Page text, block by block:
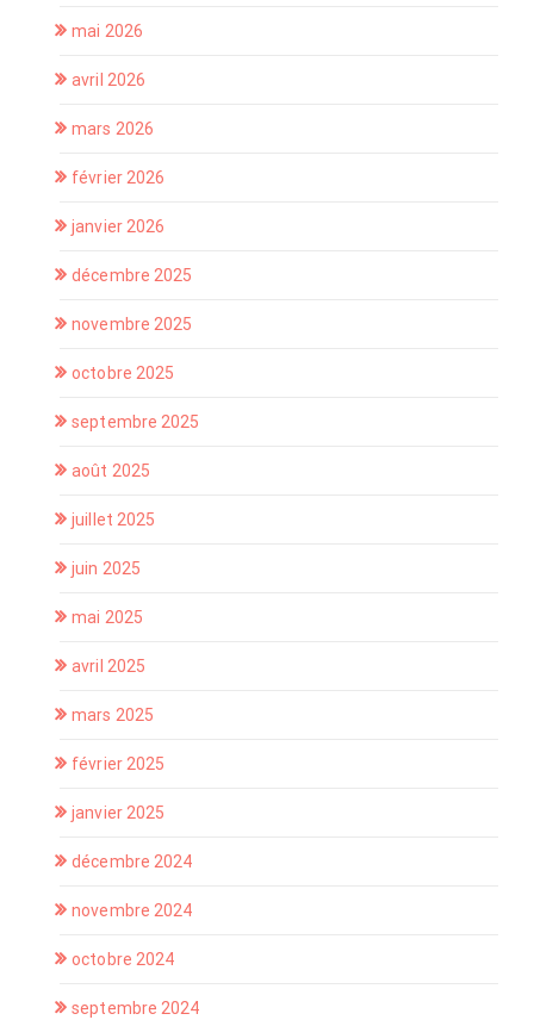
mai 2026
avril 2026
mars 2026
février 2026
janvier 2026
décembre 2025
novembre 2025
octobre 2025
septembre 2025
août 2025
juillet 2025
juin 2025
mai 2025
avril 2025
mars 2025
février 2025
janvier 2025
décembre 2024
novembre 2024
octobre 2024
septembre 2024